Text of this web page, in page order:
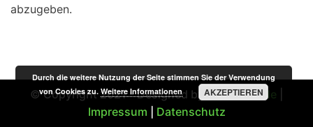
abzugeben.
© Copyright 2021 - Designed bySTSMedia.de
Impressum
Datenschutz
Durch die weitere Nutzung der Seite stimmen Sie der Verwendung
von Cookies zu.Weitere Informationen AKZEPTIEREN